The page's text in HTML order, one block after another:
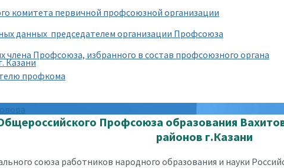
Казани
комитета первичной профсоюзной организации
данных председателем организации Профсоюза
члена Профсоюза, избранного в состав профсоюзного органа
профкома
Профсоюза образования
районов г.Казани
союза работников народного образования и науки